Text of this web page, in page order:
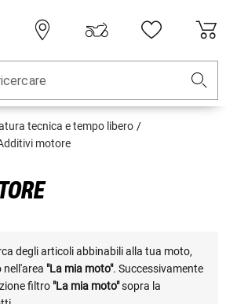
tecnica e tempo libero
motore
degli articoli abbinabili alla tua moto,
nell'area "La mia moto". Successivamente
filtro "La mia moto"sopra la